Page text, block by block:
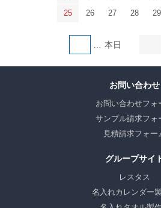
25 26 27 28 29
本日
お問い合わせ
お問い合わせフォ
サンプル請求フォ
見積請求フォー
グループサイ
レスタス
名入れカレンダー